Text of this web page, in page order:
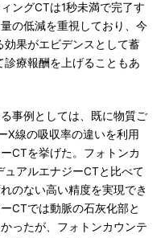
ングCTは1秒未満で完了す
の低減を重視しており、今
果がエビデンスとして蓄
療報酬を上げることもあ
事例としては、既に物質ご
X線の吸収率の違いを利用
CTを挙げた。フォトンカ
アルエナジーCTと比べて
のない高い精度を実現でき
CTでは動脈の石灰化部と
ったが、フォトンカウンテ